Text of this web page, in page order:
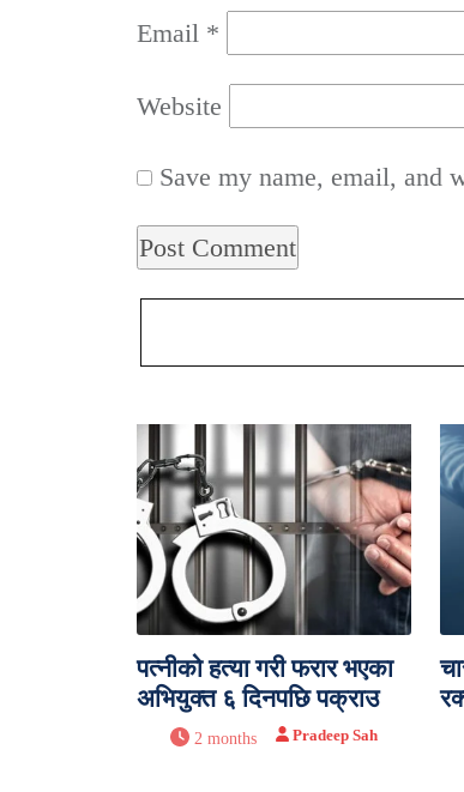
Email *
Website
Save my name, email, and
पत्नीको हत्या गरी फरार भएका
अभियुक्त ६ दिनपछि पक्राउ
2 months Pradeep Sah